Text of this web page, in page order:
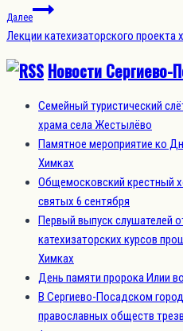
Далее
Лекции катехизаторского проекта
Новости Сергиево-
Семейный туристический
храма села Жестылёво
Памятное мероприятие ко
Химках
Общемосковский крестный
святых 6 сентября
Первый выпуск слушателей
катехизаторских курсов
Химках
День памяти пророка Илии
В Сергиево-Посадском
православных обществ